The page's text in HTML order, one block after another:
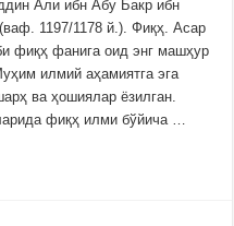
Али ибн Абу Бакр ибн
1197/1178 й.). Фиқҳ. Асар
фиқҳ фанига оид энг машҳур
илмий аҳамиятга эга
ва ҳошиялар ёзилган.
фиқҳ илми бўйича …